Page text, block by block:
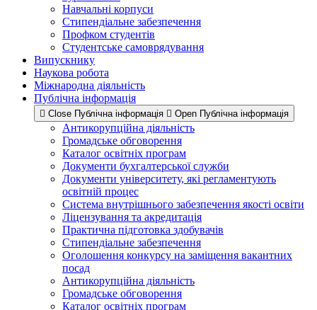
Навчальні корпуси
Стипендіальне забезпечення
Профком студентів
Студентське самоврядування
Випускнику
Наукова робота
Міжнародна діяльність
Публічна інформація
Close Публічна інформація Open Публічна інформація
Антикорупційна діяльність
Громадське обговорення
Каталог освітніх програм
Документи бухгалтерської служби
Документи університету, які регламентують
освітній процес
Система внутрішнього забезпечення якості освіти
Ліцензування та акредитація
Практична підготовка здобувачів
Стипендіальне забезпечення
Оголошення конкурсу на заміщення вакантних
посад
Антикорупційна діяльність
Громадське обговорення
Каталог освітніх програм